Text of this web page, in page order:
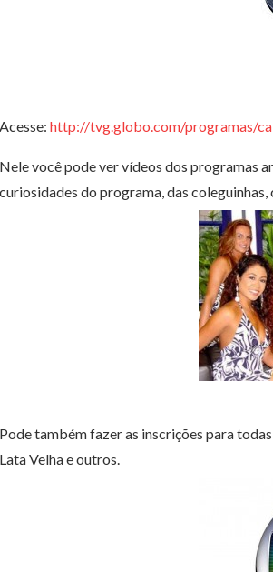
Acesse: http://tvg.globo.com/programas/
Nele você pode ver vídeos dos programas
curiosidades do programa, das
Pode também fazer as inscrições para
Lata Velha e outros.